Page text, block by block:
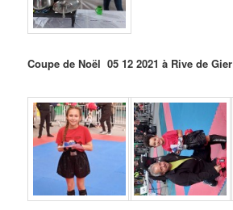
Coupe de Noël 05 12 2021 à Rive de Gier